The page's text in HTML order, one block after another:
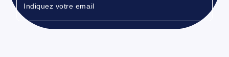
Indiquez votre email